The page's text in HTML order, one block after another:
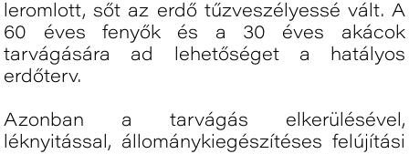
leromlott, sőt az erdő tűzveszélyessé vált. A
60 éves fenyők és a 30 éves akácok
tarvágására ad lehetőséget a hatályos
erdőterv.
Azonban a tarvágás elkerülésével,
léknyitással, állománykiegészítéses felújítási